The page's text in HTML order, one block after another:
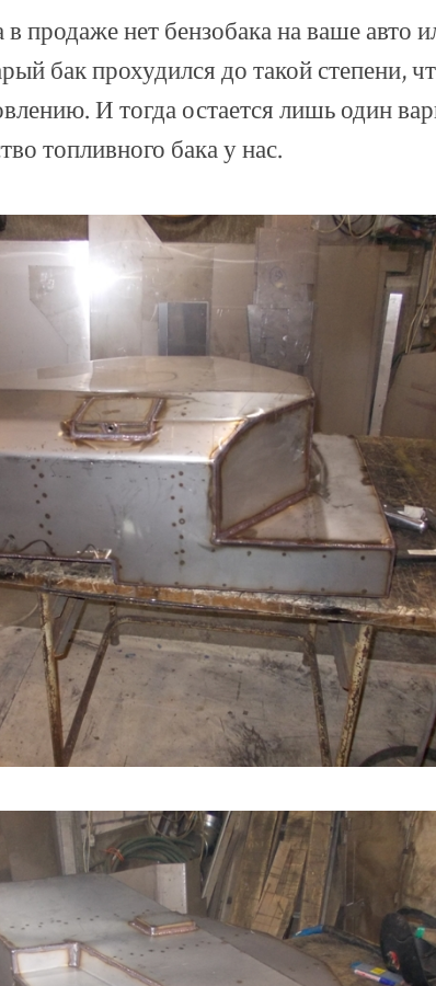
в продаже нет бензобака на ваше авто
бак прохудился до такой степени,
И тогда остается лишь один
топливного бака у нас.